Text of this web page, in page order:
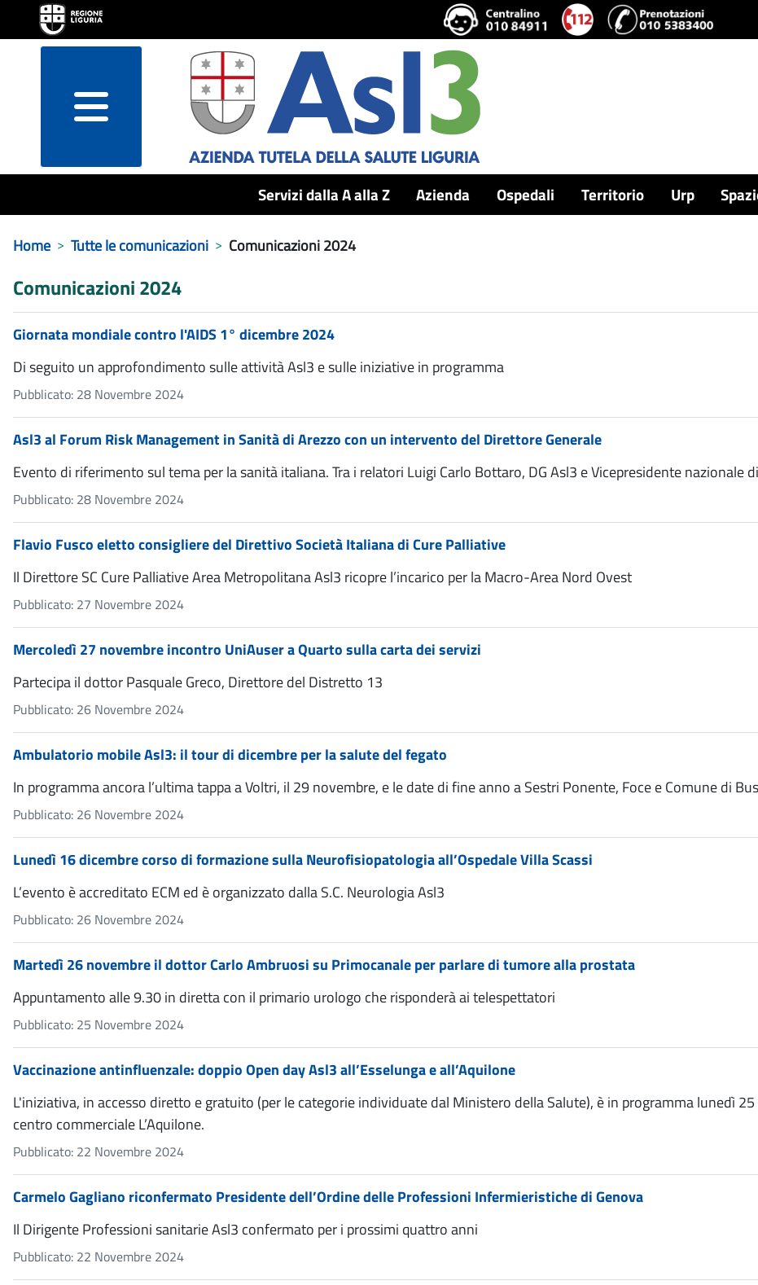
menu
Servizi dalla A alla Z Azienda Ospedali Territorio Urp
Home Tutte le comunicazioni Comunicazioni 2024
Comunicazioni 2024
Giornata mondiale contro l'AIDS 1° dicembre 2024
Di seguito un approfondimento sulle attività Asl3 e sulle iniziative in programma
Pubblicato: 28 Novembre 2024
Asl3 al Forum Risk Management in Sanità di Arezzo con un intervento del Direttore Generale
Evento di riferimento sul tema per la sanità italiana. Tra i relatori Luigi Carlo Bottaro, DG Asl3 e Vicepresidente nazionale
Pubblicato: 28 Novembre 2024
Flavio Fusco eletto consigliere del Direttivo Società Italiana di Cure Palliative
Il Direttore SC Cure Palliative Area Metropolitana Asl3 ricopre l’incarico per la Macro-Area Nord Ovest
Pubblicato: 27 Novembre 2024
Mercoledì 27 novembre incontro UniAuser a Quarto sulla carta dei servizi
Partecipa il dottor Pasquale Greco, Direttore del Distretto 13
Pubblicato: 26 Novembre 2024
Ambulatorio mobile Asl3: il tour di dicembre per la salute del fegato
In programma ancora l’ultima tappa a Voltri, il 29 novembre, e le date di fine anno a Sestri Ponente, Foce e Comune di
Pubblicato: 26 Novembre 2024
Lunedì 16 dicembre corso di formazione sulla Neurofisiopatologia all’Ospedale Villa Scassi
L’evento è accreditato ECM ed è organizzato dalla S.C. Neurologia Asl3
Pubblicato: 26 Novembre 2024
Martedì 26 novembre il dottor Carlo Ambruosi su Primocanale per parlare di tumore alla prostata
Appuntamento alle 9.30 in diretta con il primario urologo che risponderà ai telespettatori
Pubblicato: 25 Novembre 2024
Vaccinazione antinfluenzale: doppio Open day Asl3 all’Esselunga e all’Aquilone
L'iniziativa, in accesso diretto e gratuito (per le categorie individuate dal Ministero della Salute), è in programma lunedì
centro commerciale L’Aquilone.
Pubblicato: 22 Novembre 2024
Carmelo Gagliano riconfermato Presidente dell’Ordine delle Professioni Infermieristiche di Genova
Il Dirigente Professioni sanitarie Asl3 confermato per i prossimi quattro anni
Pubblicato: 22 Novembre 2024